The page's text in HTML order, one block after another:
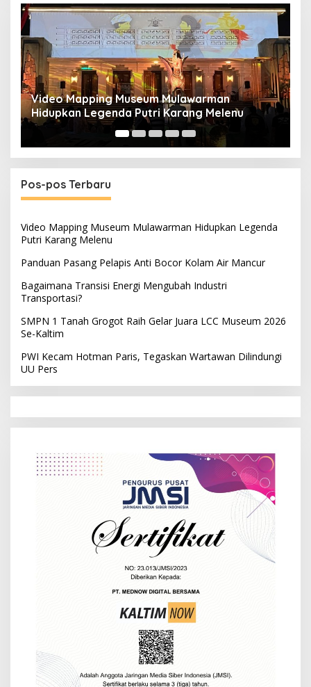
Panduan Pasang Pelapis Anti Bocor Kolam Air
Mancur
Pos-pos Terbaru
Video Mapping Museum Mulawarman Hidupkan Legenda
Putri Karang Melenu
Panduan Pasang Pelapis Anti Bocor Kolam Air Mancur
Bagaimana Transisi Energi Mengubah Industri
Transportasi?
SMPN 1 Tanah Grogot Raih Gelar Juara LCC Museum 2026
Se-Kaltim
PWI Kecam Hotman Paris, Tegaskan Wartawan Dilindungi
UU Pers